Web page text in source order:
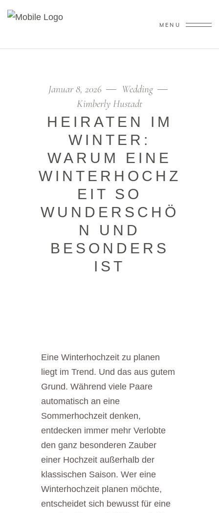
MENU
Januar 8, 2026
Wedding
Kimberly Hustadt
HEIRATEN IM
WINTER:
WARUM EINE
WINTERHOCHZ
EIT SO
WUNDERSCHÖ
N UND
BESONDERS
IST
Eine Winterhochzeit zu planen
liegt im Trend. Und das aus gutem
Grund. Während viele Paare
automatisch an eine
Sommerhochzeit denken,
entdecken immer mehr Verlobte
den ganz besonderen Zauber
einer Hochzeit außerhalb der
klassischen Saison. Wer eine
Winterhochzeit planen möchte,
entscheidet sich bewusst für eine